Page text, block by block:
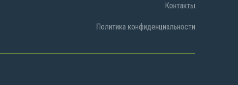
Контакты
Политика конфиденциальности